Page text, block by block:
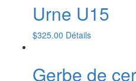
Urne U15
$325.00 Détails
Gerbe de